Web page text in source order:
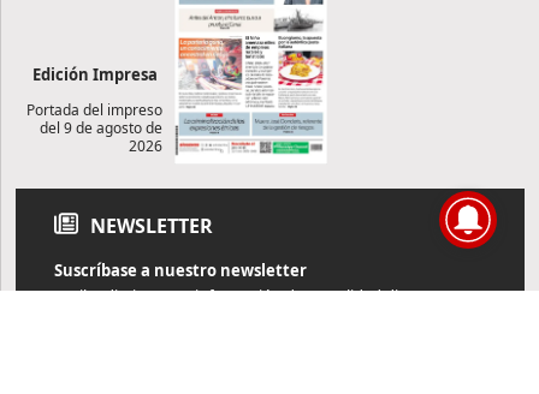
Edición Impresa
Portada del impreso
del 9 de agosto de
2026
NEWSLETTER
Suscríbase a nuestro newsletter
Reciba diariamente información de actualidad directamente en